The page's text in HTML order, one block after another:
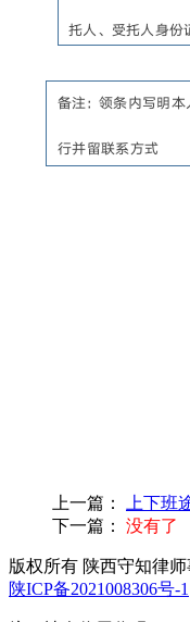
上一篇：
上下班
下一篇： 没有了
版权所有 陕西守知律
陕ICP备2021008306号-1